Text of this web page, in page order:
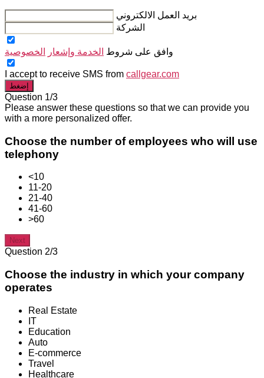
بريد العمل الالكتروني
الشركة
وافق على شروط الخدمة وإشعار الخصوصية
I accept to receive SMS from callgear.com
إضغط
Question 1/3
Please answer these questions so that we can provide you
with a more personalized offer.
Choose the number of employees who will use
telephony
<10
11-20
21-40
41-60
>60
Next
Question 2/3
Choose the industry in which your company
operates
Real Estate
IT
Education
Auto
E-commerce
Travel
Healthcare